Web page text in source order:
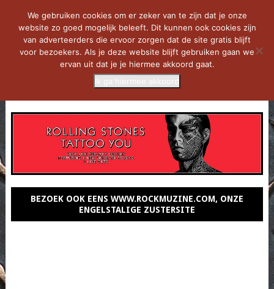
BEZOEK OOK EENS WWW.ROCKMUZINE.COM, ONZE
ENGELSTALIGE ZUSTERSITE
We gebruiken cookies om er zeker van te zijn dat je onze
website zo goed mogelijk beleeft. Dit kunnen ook cookies zijn
van adverteerders die ervoor zorgen dat de site gratis blijft
voor bezoekers. Als je deze website blijft gebruiken gaan we
ervan uit dat je je hiermee akkoord gaat.
Ik ga hiermee akkoord